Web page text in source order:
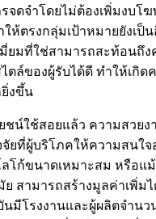
จดจำโดยไม่ต้องเพิ่มงบโ
ให้ตรงกลุ่มเป้าหมายยังเ
มี่ยมที่ใช่สามารถสะท้อนถึง
ตล์ของผู้รับได้ดี ทำให้เกิด
งขึ้น
ชน์ใช้สอยแล้ว ความสวย
จัยที่ผู้บริโภคให้ความสนใจ
ลโก้ขนาดเหมาะสม หรือแ
ย สามารถสร้างมูลค่าเพิ่ม
มีโรงงานและผู้ผลิตจำน